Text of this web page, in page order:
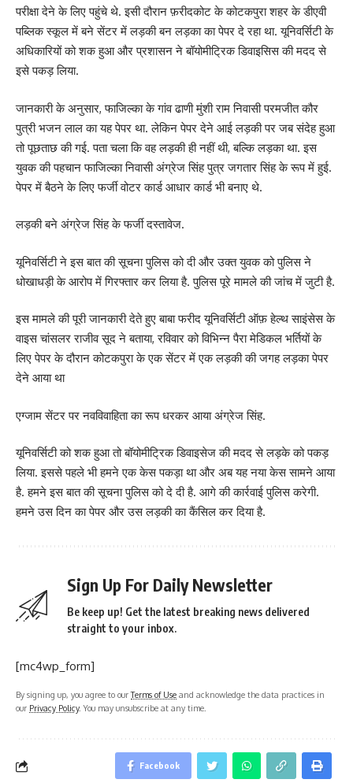
परीक्षा देने के लिए पहुंचे थे. इसी दौरान फ़रीदकोट के कोटकपुरा शहर के डीएवी
पब्लिक स्कूल में बने सेंटर में लड़की बन लड़का का पेपर दे रहा था. यूनिवर्सिटी के
अधिकारियों को शक हुआ और प्रशासन ने बॉयोमीट्रिक डिवाइसि‍स की मदद से
इसे पकड़ लिया.
जानकारी के अनुसार, फाजिल्का के गांव ढाणी मुंशी राम निवासी परमजीत कौर
पुत्री भजन लाल का यह पेपर था. लेकिन पेपर देने आई लड़की पर जब संदेह हुआ
तो पूछताछ की गई. पता चला कि वह लड़की ही नहीं थी, बल्कि लड़का था. इस
युवक की पहचान फाजिल्का निवासी अंग्रेज सिंह पुत्र जगतार सिंह के रूप में हुई.
पेपर में बैठने के लिए फर्जी वोटर कार्ड आधार कार्ड भी बनाए थे.
लड़की बने अंग्रेज सिंह के फर्जी दस्तावेज.
यूनिवर्सिटी ने इस बात की सूचना पुलिस को दी और उक्त युवक को पुलिस ने
धोखाधड़ी के आरोप में गिरफ्तार कर लिया है. पुलिस पूरे मामले की जांच में जुटी है.
इस मामले की पूरी जानकारी देते हुए बाबा फरीद यूनिवर्सिटी ऑफ़ हेल्थ साइंसेस के
वाइस चांसलर राजीव सूद ने बताया, रविवार को विभिन्न पैरा मेडिकल भर्तियों के
लिए पेपर के दौरान कोटकपुरा के एक सेंटर में एक लड़की की जगह लड़का पेपर
देने आया था
एग्जाम सेंटर पर नवविवाहिता का रूप धरकर आया अंग्रेज सिंह.
यूनिवर्सिटी को शक हुआ तो बॉयोमीट्रिक डिवाइसेज की मदद से लड़के को पकड़
लिया. इससे पहले भी हमने एक केस पकड़ा था और अब यह नया केस सामने आया
है. हमने इस बात की सूचना पुलिस को दे दी है. आगे की कार्रवाई पुलिस करेगी.
हमने उस दिन का पेपर और उस लड़की का कैंसिल कर दिया है.
Sign Up For Daily Newsletter
Be keep up! Get the latest breaking news delivered
straight to your inbox.
[mc4wp_form]
By signing up, you agree to ourTerms of Use and acknowledge the data practices in
our Privacy Policy. You may unsubscribe at any time.
Facebook